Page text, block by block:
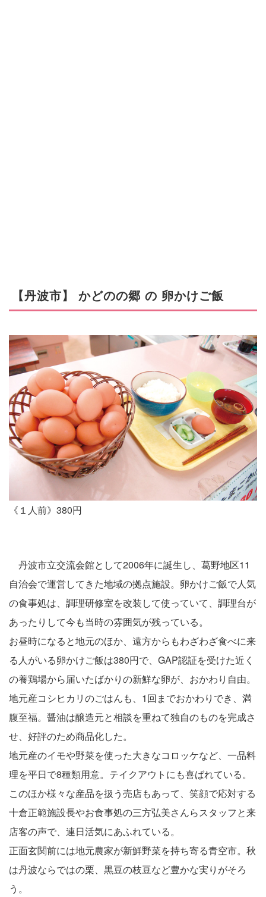
【丹波市】 かどのの郷 の 卵かけご飯
《１人前》380円
丹波市立交流会館として2006年に誕生し、葛野地区11
自治会で運営してきた地域の拠点施設。卵かけご飯で人気
の食事処は、調理研修室を改装して使っていて、調理台が
あったりして今も当時の雰囲気が残っている。
お昼時になると地元のほか、遠方からもわざわざ食べに来
る人がいる卵かけご飯は380円で、GAP認証を受けた近く
の養鶏場から届いたばかりの新鮮な卵が、おかわり自由。
地元産コシヒカリのごはんも、1回までおかわりでき、満
腹至福。醤油は醸造元と相談を重ねて独自のものを完成さ
せ、好評のため商品化した。
地元産のイモや野菜を使った大きなコロッケなど、一品料
理を平日で8種類用意。テイクアウトにも喜ばれている。
このほか様々な産品を扱う売店もあって、笑顔で応対する
十倉正範施設長やお食事処の三方弘美さんらスタッフと来
店客の声で、連日活気にあふれている。
正面玄関前には地元農家が新鮮野菜を持ち寄る青空市。秋
は丹波ならではの栗、黒豆の枝豆など豊かな実りがそろ
う。